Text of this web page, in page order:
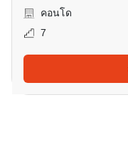
คอนโด
7